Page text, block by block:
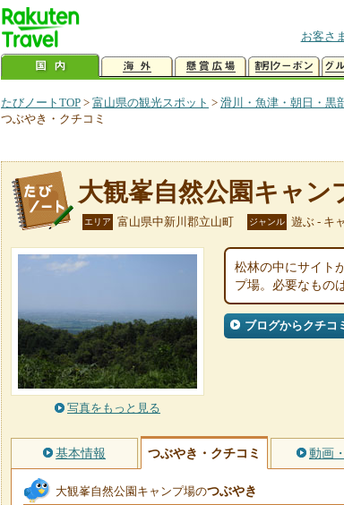
お客さ
たびノートTOP > 富山県の観光スポット > 滑川・魚津・朝日・黒
つぶやき・クチコミ
大観峯自然公園キャン
エリア 富山県中新川郡立山町 ジャンル 遊ぶ - キ
写真をもっと見る
松林の中にサイト
プ場。必要なもの
ブログからクチコ
基本情報 つぶやき・クチコミ 動画
大観峯自然公園キャンプ場のつぶやき